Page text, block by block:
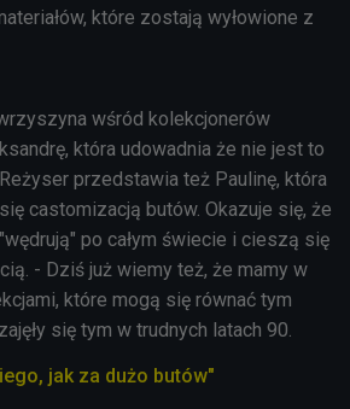
które zostają wyłowione z
wśród kolekcjonerów
która udowadnia że nie jest to
przedstawia też Paulinę, która
castomizacją butów. Okazuje się, że
po całym świecie i cieszą się
- Dziś już wiemy też, że mamy w
które mogą się równać tym
się tym w trudnych latach 90.
jak za dużo butów"